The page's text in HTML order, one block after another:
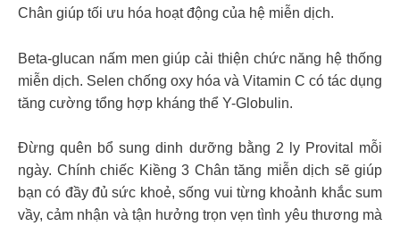
Chân giúp tối ưu hóa hoạt động của hệ miễn dịch.
Beta-glucan nấm men giúp cải thiện chức năng hệ thống
miễn dịch. Selen chống oxy hóa và Vitamin C có tác dụng
tăng cường tổng hợp kháng thể Y-Globulin.
Đừng quên bổ sung dinh dưỡng bằng 2 ly Provital mỗi
ngày. Chính chiếc Kiềng 3 Chân tăng miễn dịch sẽ giúp
bạn có đầy đủ sức khoẻ, sống vui từng khoảnh khắc sum
vầy, cảm nhận và tận hưởng trọn vẹn tình yêu thương mà